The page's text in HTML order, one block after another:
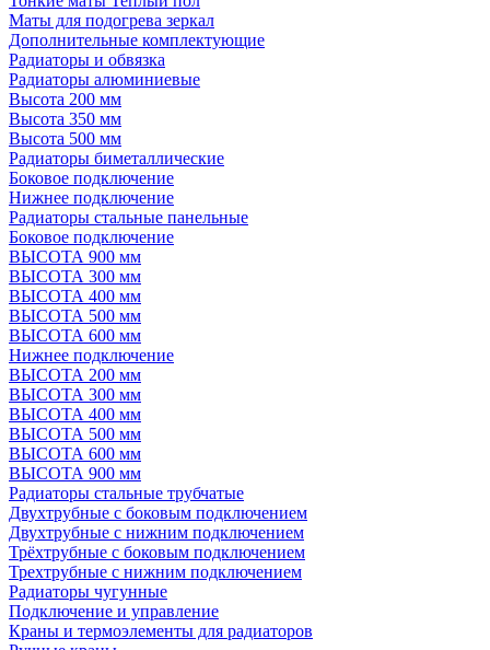
Маты для подогрева зеркал
Дополнительные комплектующие
Радиаторы и обвязка
Радиаторы алюминиевые
Высота 200 мм
Высота 350 мм
Высота 500 мм
Радиаторы биметаллические
Боковое подключение
Нижнее подключение
Радиаторы стальные панельные
Боковое подключение
ВЫСОТА 900 мм
ВЫСОТА 300 мм
ВЫСОТА 400 мм
ВЫСОТА 500 мм
ВЫСОТА 600 мм
Нижнее подключение
ВЫСОТА 200 мм
ВЫСОТА 300 мм
ВЫСОТА 400 мм
ВЫСОТА 500 мм
ВЫСОТА 600 мм
ВЫСОТА 900 мм
Радиаторы стальные трубчатые
Двухтрубные с боковым подключением
Двухтрубные с нижним подключением
Трёхтрубные с боковым подключением
Трехтрубные с нижним подключением
Радиаторы чугунные
Подключение и управление
Краны и термоэлементы для радиаторов